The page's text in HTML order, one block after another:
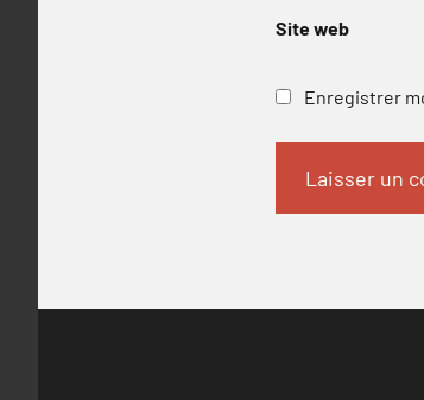
Site web
Enregistrer